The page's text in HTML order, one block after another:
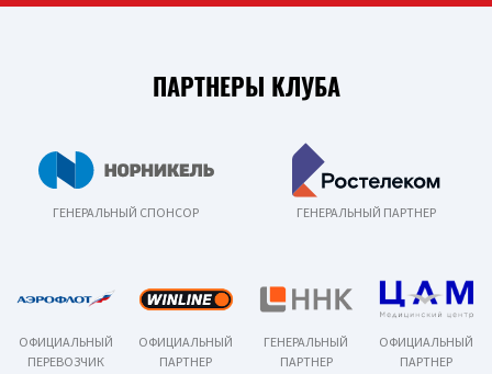
ПАРТНЕРЫ КЛУБА
ГЕНЕРАЛЬНЫЙ СПОНСОР ГЕНЕРАЛЬНЫЙ ПАРТНЕР
ОФИЦИАЛЬНЫЙ
ПЕРЕВОЗЧИК
ОФИЦИАЛЬНЫЙ
ПАРТНЕР
ГЕНЕРАЛЬНЫЙ
ПАРТНЕР
ОФИЦИАЛЬНЫЙ
ПАРТНЕР